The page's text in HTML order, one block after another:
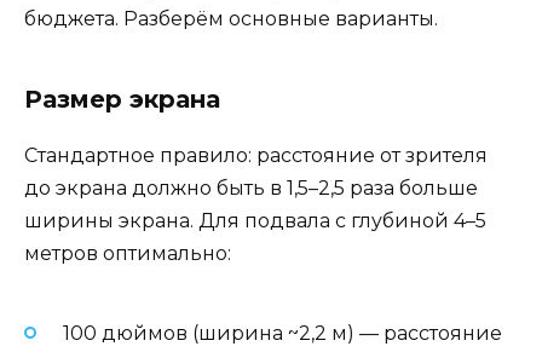
бюджета. Разберём основные варианты.
Размер экрана
Стандартное правило: расстояние от зрителя
до экрана должно быть в 1,5–2,5 раза больше
ширины экрана. Для подвала с глубиной 4–5
метров оптимально:
100 дюймов (ширина ~2,2 м) — расстояние